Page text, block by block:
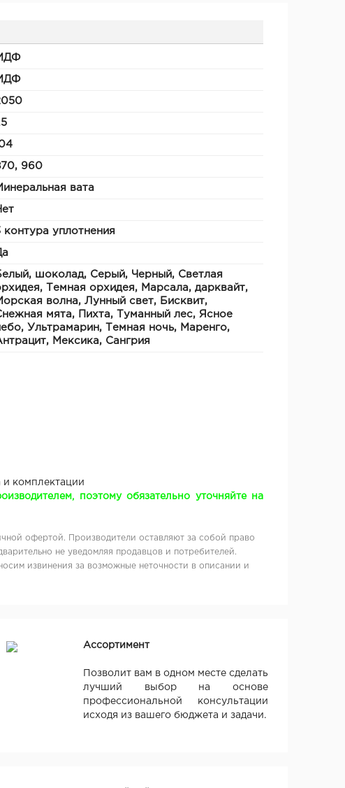
960
вата
контура уплотнения
шоколад, Серый, Черный, Светлая
Темная орхидея, Марсала, дарквайт,
волна, Лунный свет, Бисквит,
мята, Пихта, Туманный лес, Ясное
Ультрамарин, Темная ночь, Маренго,
Мексика, Сангрия
и комплектации
поэтому обязательно уточняйте на
офертой. Производители оставляют за собой право
не уведомляя продавцов и потребителей.
извинения за возможные неточности в описании и
Ассортимент
Позволит вам в одном месте сделать
лучший выбор на основе
профессиональной консультации
исходя из вашего бюджета и задачи.